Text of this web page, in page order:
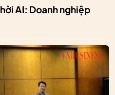
AI: Doanh nghiệp